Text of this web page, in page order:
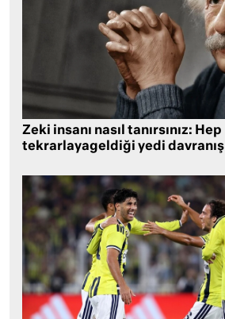
Zeki insanı nasıl tanırsınız: Hep
tekrarlayageldiği yedi davranış